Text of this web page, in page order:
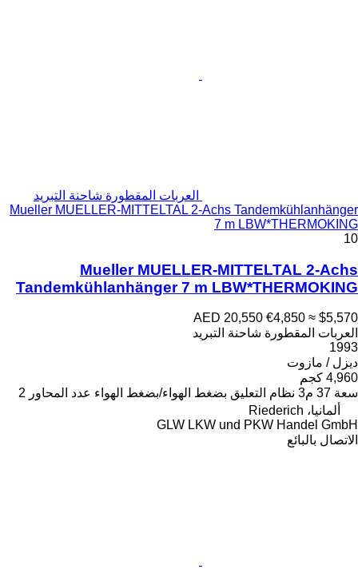
العربات المقطورة شاحنة التبريد
Mueller MUELLER-MITTELTAL 2-Achs Tandemkühlanhänger
7 m LBW*THERMOKING
10
Mueller MUELLER-MITTELTAL 2-Achs
Tandemkühlanhänger 7 m LBW*THERMOKING
AED 20,550 €4,850 ≈ $5,570
العربات المقطورة شاحنة التبريد
1993
ديزل / مازوت
4,960 كجم
سعة 37 م3 نظام التعليق بضغط الهواء/بضغط الهواء عدد المحاور 2
ألمانيا، Riederich
GLW LKW und PKW Handel GmbH
الاتصال بالبائع